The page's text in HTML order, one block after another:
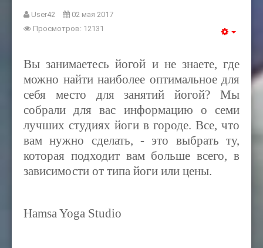
User42
02 мая 2017
Просмотров: 12131
Вы занимаетесь йогой и не знаете, где
можно найти наиболее оптимальное для
себя место для занятий йогой? Мы
собрали для вас информацию о семи
лучших студиях йоги в городе. Все, что
вам нужно сделать, - это выбрать ту,
которая подходит вам больше всего, в
зависимости от типа йоги или цены.
Hamsa Yoga Studio